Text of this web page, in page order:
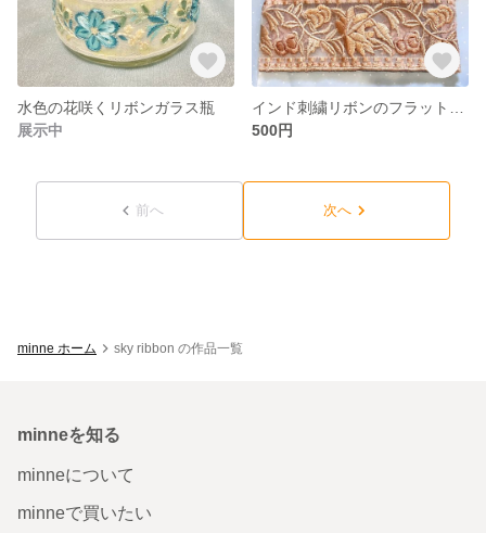
水色の花咲くリボンガラス瓶
展示中
500円
前へ 次へ
minne ホーム sky ribbon の作品一覧
minneを知る
minneについて
minneで買いたい